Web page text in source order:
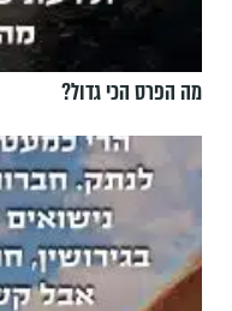
מה הפרס הכי גדול?